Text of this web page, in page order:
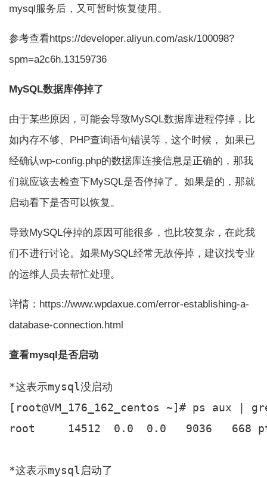
mysql服务后，又可暂时恢复使用。
参考查看https://developer.aliyun.com/ask/100098?
spm=a2c6h.13159736
MySQL数据库停掉了
由于某些原因，可能会导致MySQL数据库进程停掉，比
如内存不够、PHP查询语句错误等，这个时候， 如果已
经确认wp-config.php的数据库连接信息是正确的，那我
们就应该去检查下MySQL是否停掉了。如果是的，那就
启动看下是否可以恢复。
导致MySQL停掉的原因可能很多，也比较复杂，在此我
们不进行讨论。如果MySQL经常无故停掉，建议找专业
的运维人员去帮忙处理。
详情：https://www.wpdaxue.com/error-establishing-a-
database-connection.html
查看mysql是否启动
*这表示mysql没启动
[root@VM_176_162_centos ~]# ps aux |
root     14512  0.0  0.0   9036   668
*这表示mysql启动了